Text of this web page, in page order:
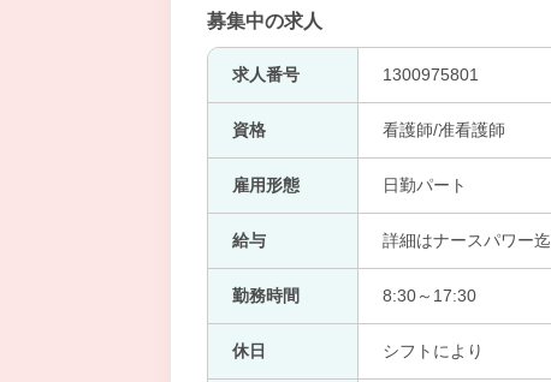
募集中の求人
求人番号 1300975801
資格 看護師/准看護師
雇用形態 日勤パート
給与 詳細はナースパワー
勤務時間 8:30～17:30
休日 シフトにより